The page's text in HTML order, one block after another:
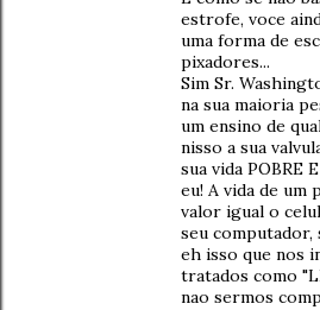
estrofe, voce
uma forma de
pixadores...
Sim Sr.
na sua maioria
um ensino de
nisso a sua
sua vida POBRE
eu! A vida de um
valor igual o
seu computador,
eh isso que nos
tratados como
nao sermos